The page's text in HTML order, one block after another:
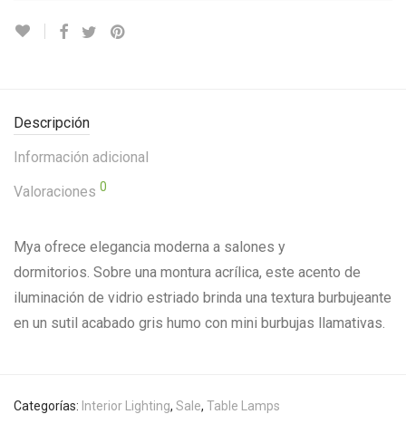
Descripción
Información adicional
Valoraciones 0
Mya ofrece elegancia moderna a salones y
dormitorios. Sobre una montura acrílica, este acento de
iluminación de vidrio estriado brinda una textura burbujeante
en un sutil acabado gris humo con mini burbujas llamativas.
Categorías: Interior Lighting, Sale, Table Lamps